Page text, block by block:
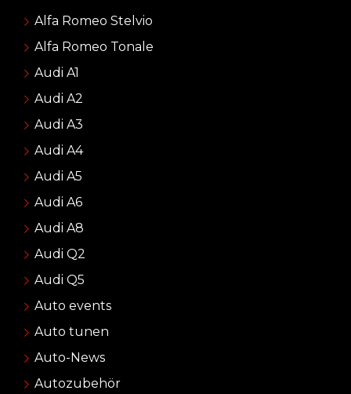
Alfa Romeo Stelvio
Alfa Romeo Tonale
Audi A1
Audi A2
Audi A3
Audi A4
Audi A5
Audi A6
Audi A8
Audi Q2
Audi Q5
Auto events
Auto tunen
Auto-News
Autozubehör